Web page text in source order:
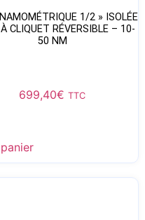
1/2 » ISOLÉE
CLIQUET RÉVERSIBLE – 10-
50 NM
699,40€ TTC